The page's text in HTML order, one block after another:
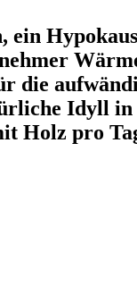
die
Idyll
Holz pro